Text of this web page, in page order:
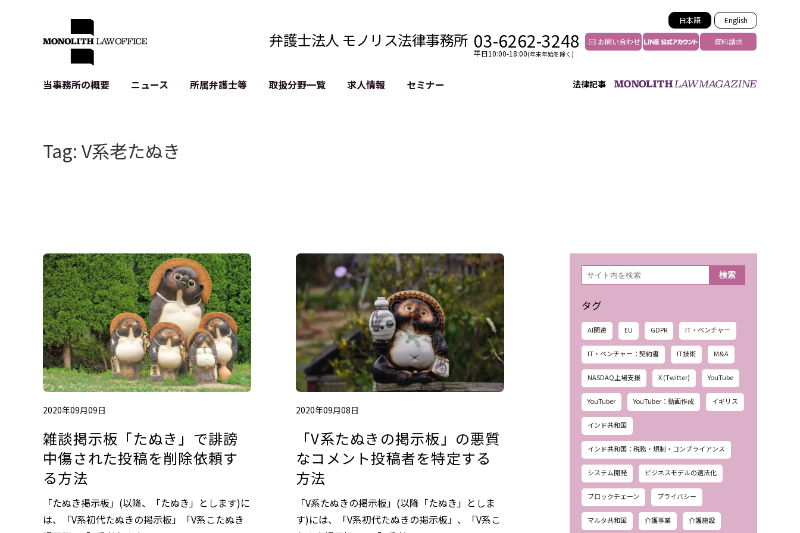
日本語 English
弁護士法人 モノリス法律事務所 03-6262-3248
平日10:00-18:00(年末年始を除く)
お問い合わせ 資料請求
法律記事
当事務所の概要
クライアントの声
出版書籍等
ニュース 所属弁護士等 取扱分野一覧
個人情報保護法関連
株式・M&A関連法務
求人情報 セミナー
Tag: V系老たぬき
2020年09月09日
雑談掲示板「たぬき」で誹謗
中傷された投稿を削除依頼す
る方法
「たぬき掲示板」(以降、「たぬき」とします)に
は、「V系初代たぬきの掲示板」「V系こたぬき
2020年09月08日
「V系たぬきの掲示板」の悪質
なコメント投稿者を特定する
方法
「V系たぬきの掲示板」(以降「たぬき」としま
す)には、「V系初代たぬきの掲示板」、「V系こ
検
索 検索
タグ
AI関連 EU GDPR IT・ベンチャー
IT・ベンチャー：契約書 IT技術 M&A
NASDAQ上場支援 X (Twitter) YouTube
YouTuber YouTuber：動画作成 イギリス
インド共和国
インド共和国：税務・規制・コンプライアンス
システム開発 ビジネスモデルの適法化
ブロックチェーン プライバシー
マルタ共和国 介護事業 介護施設